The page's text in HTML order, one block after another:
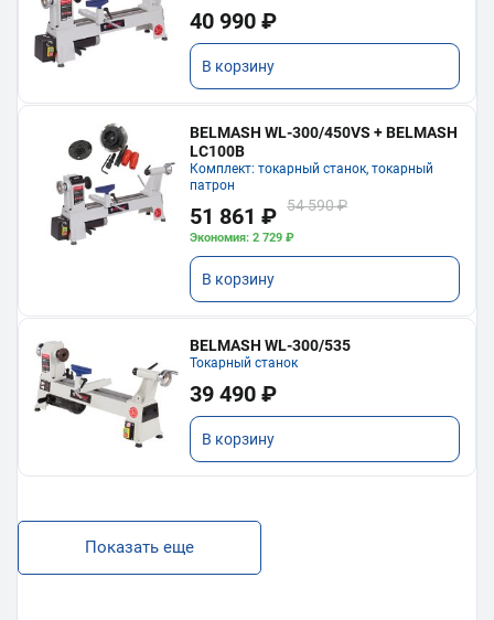
40 990 ₽
В корзину
BELMASH WL-300/450VS + BELMASH
LC100B
Комплект: токарный станок, токарный
патрон
51 861 ₽ 54 590 ₽
Экономия: 2 729 ₽
В корзину
BELMASH WL-300/535
Токарный станок
39 490 ₽
В корзину
Показать еще